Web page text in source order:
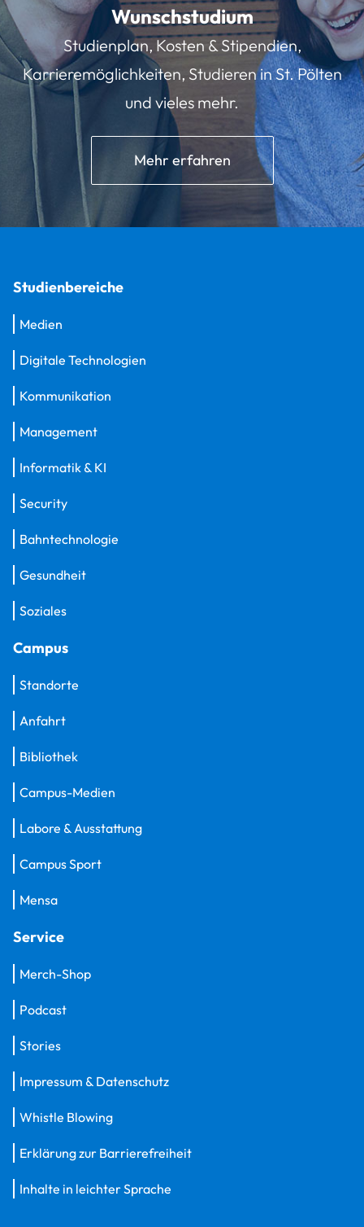
Wunschstudium
Studienplan, Kosten & Stipendien,
Karrieremöglichkeiten, Studieren in St. Pölten
und vieles mehr.
Mehr erfahren
Studienbereiche
Medien
Digitale Technologien
Kommunikation
Management
Informatik & KI
Security
Bahntechnologie
Gesundheit
Soziales
Campus
Standorte
Anfahrt
Bibliothek
Campus-Medien
Labore & Ausstattung
Campus Sport
Mensa
Service
Merch-Shop
Podcast
Stories
Impressum & Datenschutz
Whistle Blowing
Erklärung zur Barrierefreiheit
Inhalte in leichter Sprache